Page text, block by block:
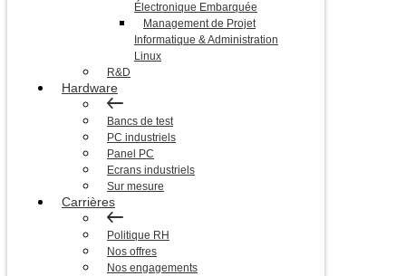
Électronique Embarquée
Management de Projet
Informatique & Administration
Linux
R&D
Hardware
Bancs de test
PC industriels
Panel PC
Ecrans industriels
Sur mesure
Carrières
Politique RH
Nos offres
Nos engagements